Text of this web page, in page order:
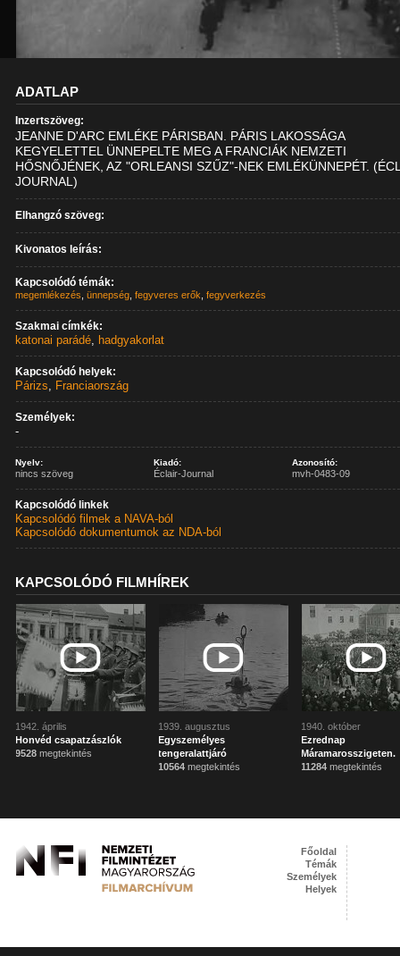
ADATLAP
Inzertszöveg:
JEANNE D'ARC EMLÉKE PÁRISBAN. PÁRIS LAKOSSÁGA
KEGYELETTEL ÜNNEPELTE MEG A FRANCIÁK NEMZETI
HŐSNŐJÉNEK, AZ "ORLEANSI SZŰZ"-NEK EMLÉKÜNNEPÉT.
JOURNAL)
Elhangzó szöveg:
Kivonatos leírás:
Kapcsolódó témák:
megemlékezés ,ünnepség ,fegyveres erők ,fegyverkezés
Szakmai címkék:
katonai parádé, hadgyakorlat
Kapcsolódó helyek:
Párizs, Franciaország
Személyek:
-
Nyelv:
nincs szöveg
Kiadó:
Éclair-Journal
Azonosító:
mvh-0483-09
Kapcsolódó linkek
Kapcsolódó filmek a NAVA-ból
Kapcsolódó dokumentumok az NDA-ból
KAPCSOLÓDÓ FILMHÍREK
1942. április
Honvéd csapatzászlók
9528 megtekintés
1939. augusztus
Egyszemélyes
tengeralattjáró
10564 megtekintés
1940. október
Ezrednap
Máramarosszigeten.
11284 megtekintés
Főoldal
Témák
Személyek
Helyek